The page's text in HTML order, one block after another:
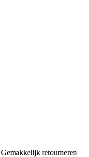
Gemakkelijk retourneren